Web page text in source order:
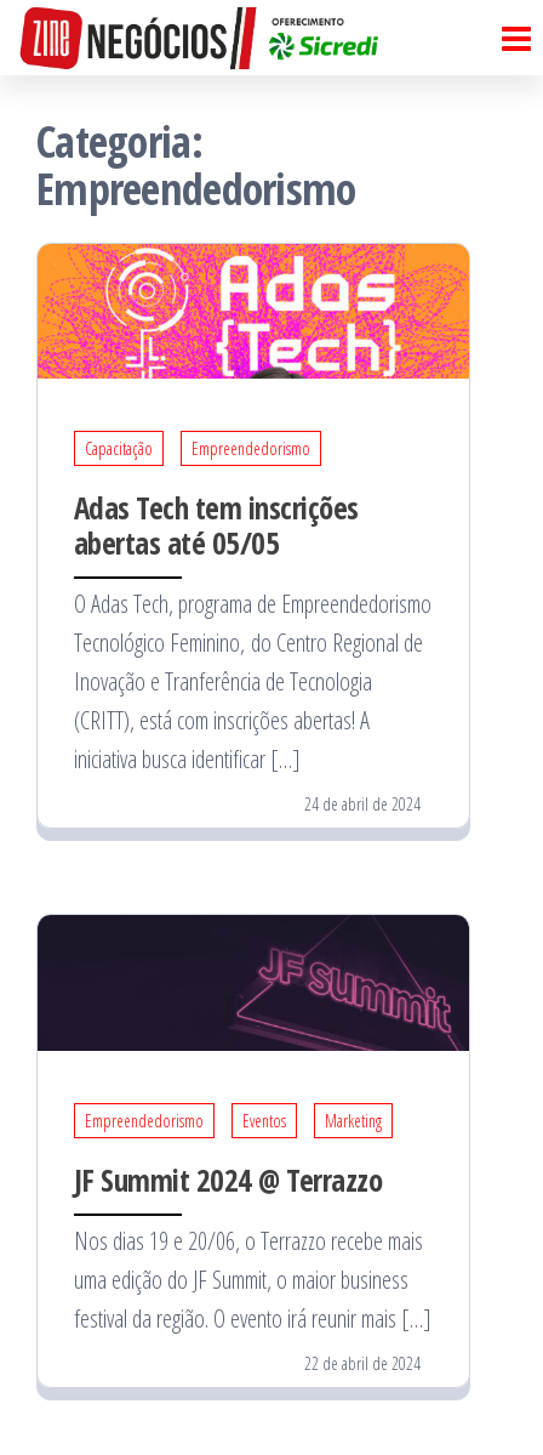
Pular
para
conteúdoCategoria:
Empreendedorismo
Capacitação Empreendedorismo
Adas Tech tem inscrições
abertas até 05/05
O Adas Tech, programa de Empreendedorismo
Tecnológico Feminino, do Centro Regional de
Inovação e Tranferência de Tecnologia
(CRITT), está com inscrições abertas! A
iniciativa busca identificar […]
24 de abril de 2024
Empreendedorismo Eventos Marketing
JF Summit 2024 @ Terrazzo
Nos dias 19 e 20/06, o Terrazzo recebe mais
uma edição do JF Summit, o maior business
festival da região. O evento irá reunir mais […]
22 de abril de 2024